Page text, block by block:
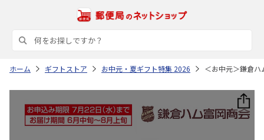
ホーム ギフトストア お中元・夏ギフト特集 2026 ＜お中元＞鎌倉